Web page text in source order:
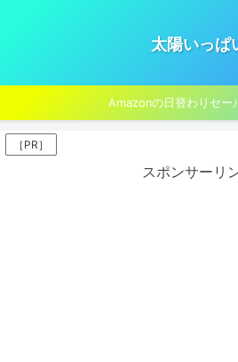
太陽いっぱ
Amazonの日替わりセー
［PR］
スポンサーリ